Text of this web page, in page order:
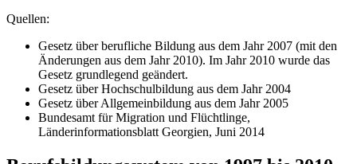
Quellen:
Gesetz über berufliche Bildung aus dem Jahr 2007 (mit den
Änderungen aus dem Jahr 2010). Im Jahr 2010 wurde das
Gesetz grundlegend geändert.
Gesetz über Hochschulbildung aus dem Jahr 2004
Gesetz über Allgemeinbildung aus dem Jahr 2005
Bundesamt für Migration und Flüchtlinge,
Länderinformationsblatt Georgien, Juni 2014